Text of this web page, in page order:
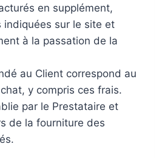
en supplément,
indiquées sur le site et
à la passation de la
au Client correspond au
y compris ces frais.
par le Prestataire et
de la fourniture des